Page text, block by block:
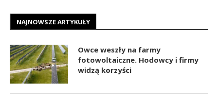
NAJNOWSZE ARTYKUŁY
Owce weszły na farmy
fotowoltaiczne. Hodowcy i firmy
widzą korzyści